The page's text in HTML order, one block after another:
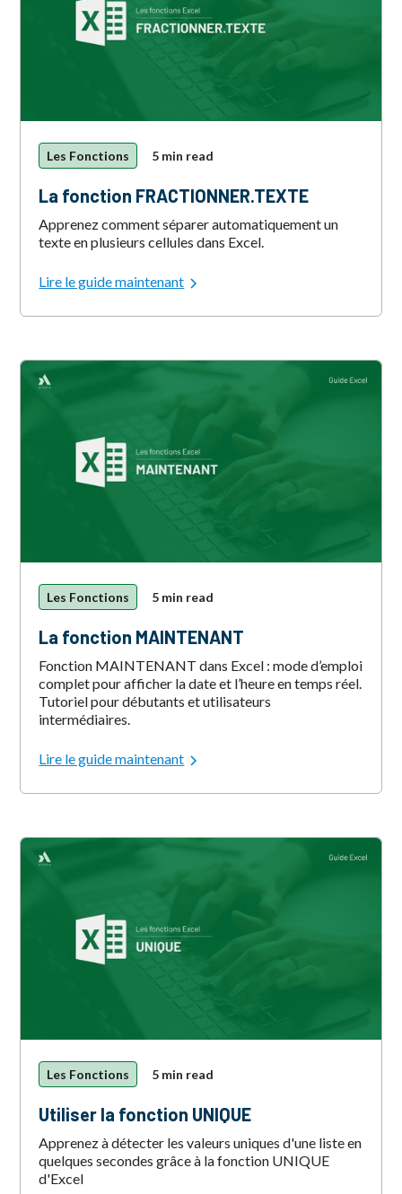
Les Fonctions 5 min read
La fonction FRACTIONNER.TEXTE
Apprenez comment séparer automatiquement un
texte en plusieurs cellules dans Excel.
Lire le guide maintenant
Les Fonctions 5 min read
La fonction MAINTENANT
Fonction MAINTENANT dans Excel : mode d’emploi
complet pour afficher la date et l’heure en temps réel.
Tutoriel pour débutants et utilisateurs
intermédiaires.
Lire le guide maintenant
Les Fonctions 5 min read
Utiliser la fonction UNIQUE
Apprenez à détecter les valeurs uniques d'une liste en
quelques secondes grâce à la fonction UNIQUE
d'Excel